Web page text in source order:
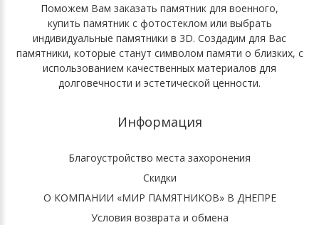
Поможем Вам заказать памятник для военного,
купить памятник с фотостеклом или выбрать
индивидуальные памятники в 3D. Cоздадим для Вас
памятники, которые станут символом памяти о близких, с
использованием качественных материалов для
долговечности и эстетической ценности.
Информация
Благоустройство места захоронения
Скидки
О КОМПАНИИ «МИР ПАМЯТНИКОВ» В ДНЕПРЕ
Условия возврата и обмена